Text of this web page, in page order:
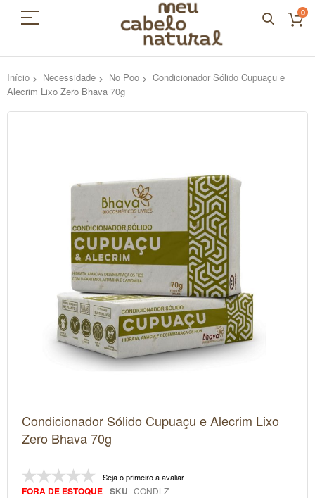
0
Início Necessidade No Poo
Condicionador Sólido Cupuaçu e
Alecrim Lixo Zero Bhava 70g
para
início
Galeria
de
imagens
Condicionador Sólido Cupuaçu e Alecrim Lixo
Zero Bhava 70g
Seja o primeiro a avaliar
FORA DE ESTOQUE SKU CONDLZ